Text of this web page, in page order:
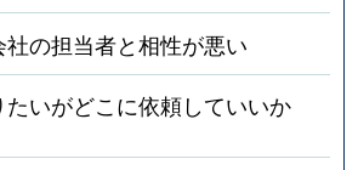
の担当者と相性が悪い
いがどこに依頼していいか